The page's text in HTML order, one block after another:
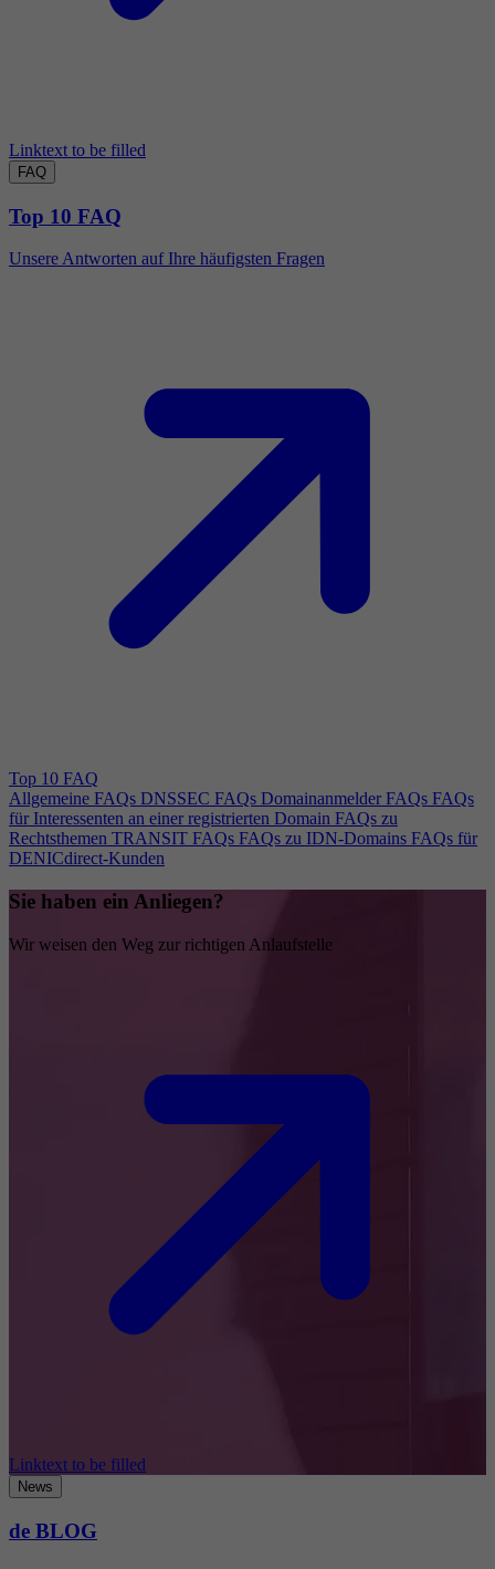
Linktext to be filled
FAQ
Top 10 FAQ
Unsere Antworten auf Ihre häufigsten Fragen
Top 10 FAQ
Allgemeine FAQs DNSSEC FAQs Domainanmelder FAQs FAQs
für Interessenten an einer registrierten Domain FAQs zu
Rechtsthemen TRANSIT FAQs FAQs zu IDN-Domains FAQs für
DENICdirect-Kunden
Sie haben ein Anliegen?
Wir weisen den Weg zur richtigen Anlaufstelle
Linktext to be filled
News
de BLOG